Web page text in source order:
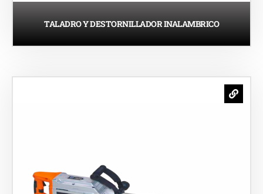
TALADRO Y DESTORNILLADOR INALAMBRICO